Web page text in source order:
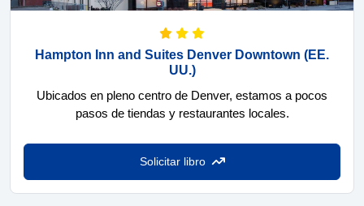
Hampton Inn and Suites Denver Downtown (EE.
UU.)
Ubicados en pleno centro de Denver, estamos a pocos
pasos de tiendas y restaurantes locales.
Solicitar libro